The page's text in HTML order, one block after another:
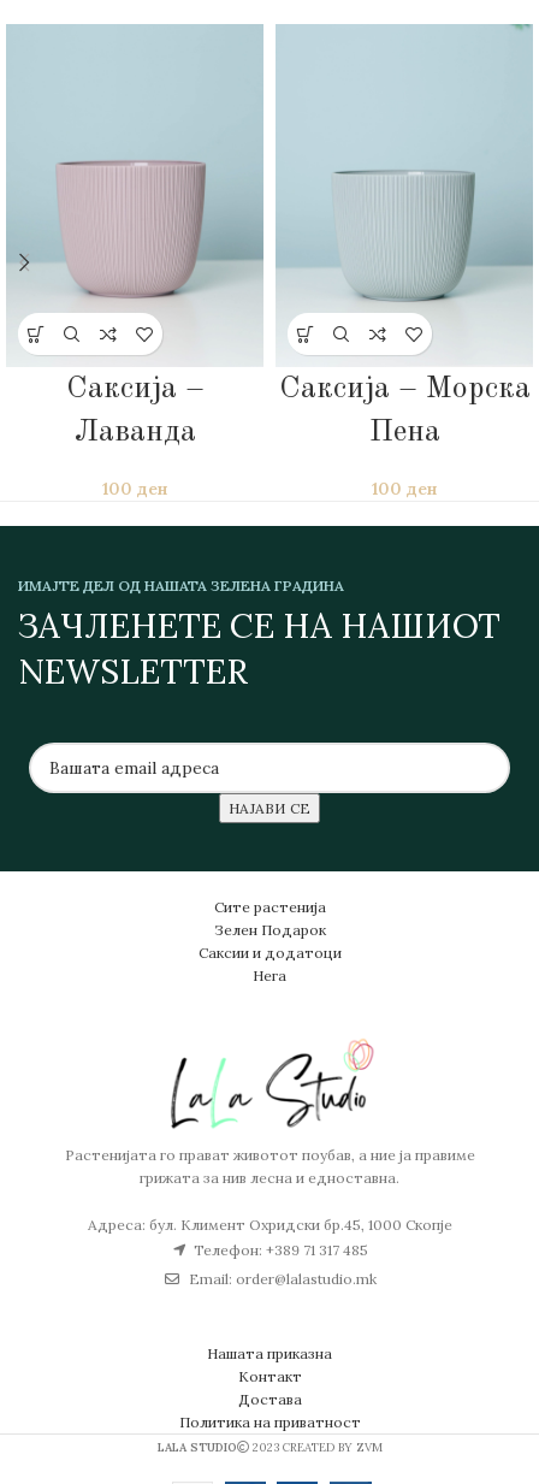
Саксија –
Лаванда
100 ден
Саксија – Морска
Пена
100 ден
ИМАЈТЕ ДЕЛ ОД НАШАТА ЗЕЛЕНА ГРАДИНА
ЗАЧЛЕНЕТЕ СЕ НА НАШИОТ
NEWSLETTER
Сите растенија
Зелен Подарок
Саксии и додатоци
Нега
Растенијата го прават животот поубав, а ние ја правиме
грижата за нив лесна и едноставна.
Адреса: бул. Климент Охридски бр.45, 1000 Скопје
Телефон: +389 71 317 485
Email: order@lalastudio.mk
Нашата приказна
Контакт
Достава
Политика на приватност
LALA STUDIO 2023 CREATED BY ZVM